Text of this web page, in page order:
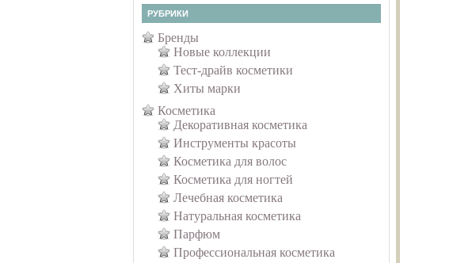
РУБРИКИ
Бренды
Новые коллекции
Тест-драйв косметики
Хиты марки
Косметика
Декоративная косметика
Инструменты красоты
Косметика для волос
Косметика для ногтей
Лечебная косметика
Натуральная косметика
Парфюм
Профессиональная косметика